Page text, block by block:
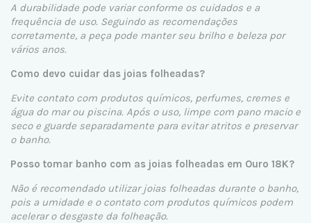
A durabilidade pode variar conforme os cuidados e a
frequência de uso. Seguindo as recomendações
corretamente, a peça pode manter seu brilho e beleza por
vários anos.
Como devo cuidar das joias folheadas?
Evite contato com produtos químicos, perfumes, cremes e
água do mar ou piscina. Após o uso, limpe com pano macio e
seco e guarde separadamente para evitar atritos e preservar
o banho.
Posso tomar banho com as joias folheadas em Ouro 18K?
Não é recomendado utilizar joias folheadas durante o banho,
pois a umidade e o contato com produtos químicos podem
acelerar o desgaste da folheação.